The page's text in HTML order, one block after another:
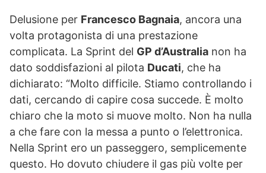
Delusione per Francesco Bagnaia, ancora una
volta protagonista di una prestazione
complicata. La Sprint del GP d’Australia non ha
dato soddisfazioni al pilota Ducati, che ha
dichiarato: “Molto difficile. Stiamo controllando i
dati, cercando di capire cosa succede. È molto
chiaro che la moto si muove molto. Non ha nulla
a che fare con la messa a punto o l’elettronica.
Nella Sprint ero un passeggero, semplicemente
questo. Ho dovuto chiudere il gas più volte per